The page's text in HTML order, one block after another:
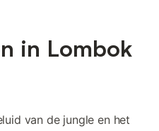
in Lombok
van de jungle en het